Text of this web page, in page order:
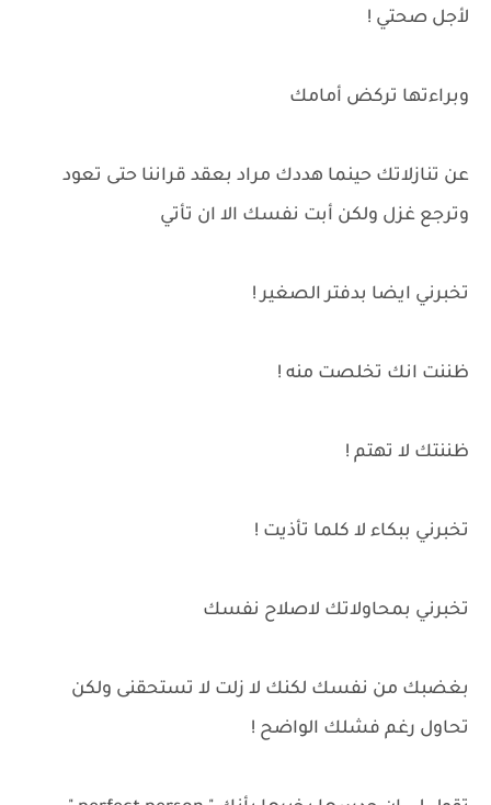
لأجل صحتي !
وبراءتها تركض أمامك
عن تنازلاتك حينما هددك مراد بعقد قراننا حتى تعود
وترجع غزل ولكن أبت نفسك الا ان تأتي
تخبرني ايضا بدفتر الصغير !
ظننت انك تخلصت منه !
ظننتك لا تهتم !
تخبرني ببكاء لا كلما تأذيت !
تخبرني بمحاولاتك لاصلاح نفسك
بغضبك من نفسك لكنك لا زلت لا تستحقنى ولكن
تحاول رغم فشلك الواضح !